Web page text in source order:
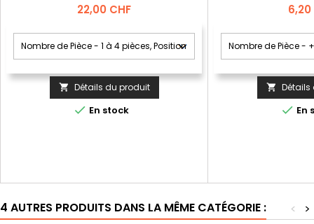
Prix
22,00 CHF
 Détails du produit
 En stock
Prix
6,20
 Détails
 En
4 AUTRES PRODUITS DANS LA MÊME CATÉGORIE : >
<